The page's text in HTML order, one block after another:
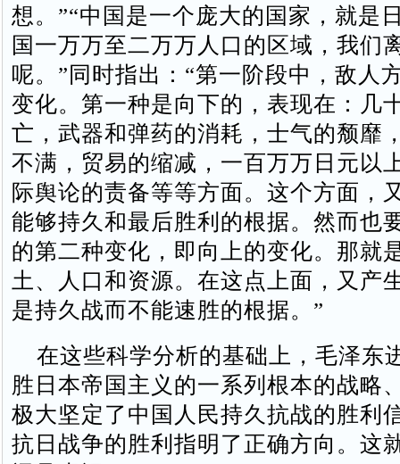
想。”“中国是一个庞大的国家，就是
国一万万至二万万人口的区域，我们
呢。”同时指出：“第一阶段中，敌人
变化。第一种是向下的，表现在：几
亡，武器和弹药的消耗，士气的颓靡
不满，贸易的缩减，一百万万日元以
际舆论的责备等等方面。这个方面，
能够持久和最后胜利的根据。然而也
的第二种变化，即向上的变化。那就
土、人口和资源。在这点上面，又产
是持久战而不能速胜的根据。”
在这些科学分析的基础上，毛泽东
胜日本帝国主义的一系列根本的战略
极大坚定了中国人民持久抗战的胜利
抗日战争的胜利指明了正确方向。这